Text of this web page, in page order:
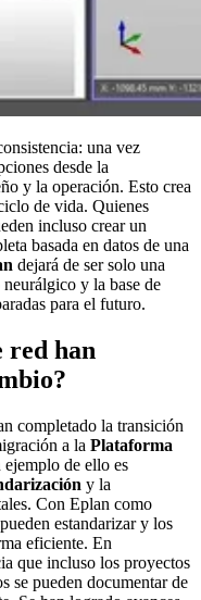
una vez
desde la
y la operación. Esto crea
de vida. Quienes
incluso crear un
basada en datos de una
dejará de ser solo una
y la base de
para el futuro.
red han
completado la transición
a la Plataforma
de ello es
y la
Con Eplan como
estandarizar y los
eficiente. En
que incluso los proyectos
se pueden documentar de